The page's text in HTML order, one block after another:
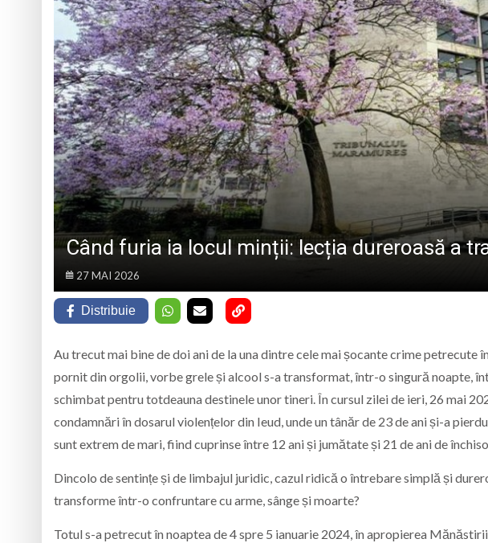
Opt ani de când marele artist Dumitru
Record Guinness stabilit la Costinești.
7 august 1950, s-a născut Viorel
Prognoza meteo Maramureș, vineri 7
MARMAȚIEI
Când furia ia locul minții: lecția dureroasă a
27 MAI 2026
Distribuie
Au trecut mai bine de doi ani de la una dintre cele mai șocante crime petrecute
pornit din orgolii, vorbe grele și alcool s-a transformat, într-o singură noapte,
schimbat pentru totdeauna destinele unor tineri. În cursul zilei de ieri, 26 mai
condamnări în dosarul violențelor din Ieud, unde un tânăr de 23 de ani și-a
sunt extrem de mari, fiind cuprinse între 12 ani și jumătate și 21 de ani de
Dincolo de sentințe și de limbajul juridic, cazul ridică o întrebare simplă și
transforme într-o confruntare cu arme, sânge și moarte?
Totul s-a petrecut în noaptea de 4 spre 5 ianuarie 2024, în apropierea